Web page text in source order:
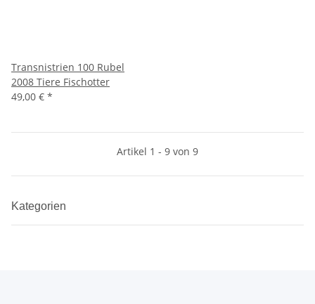
Transnistrien 100 Rubel
2008 Tiere Fischotter
49,00 € *
Artikel 1 - 9 von 9
Kategorien